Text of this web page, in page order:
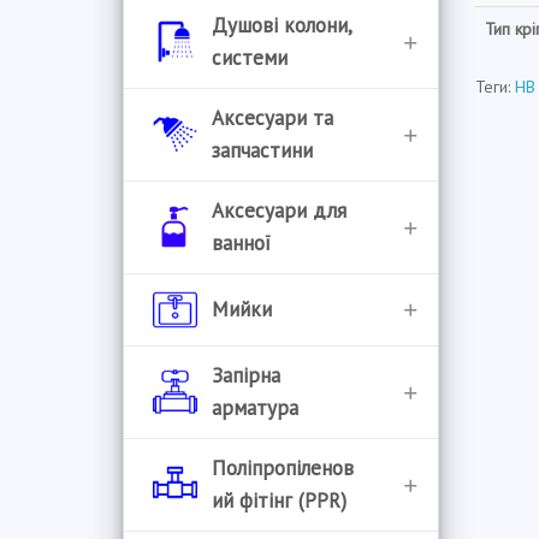
Душові колони,
системи
Душові колони
Комплектуючі для
Управління душовими
системами
Аксесуари та
запчастини
Аератори
Гнучкі гусаки
Гусаки
Картриджі
Аксесуари для
ванної
Єршики для унітазу
Бумагоутримувачі
Відра для сміття
Гачки для рушників
Мийки
Handmade
Мийки врізні
Запірна
арматура
Інструмент
Поліпропіленов
ий фітінг (PPR)
Тип
Теги: